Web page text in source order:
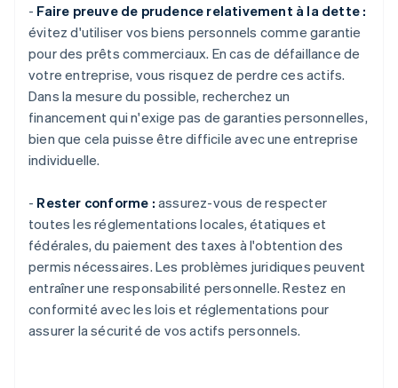
- Faire preuve de prudence relativement à la dette :
évitez d'utiliser vos biens personnels comme garantie
pour des prêts commerciaux. En cas de défaillance de
votre entreprise, vous risquez de perdre ces actifs.
Dans la mesure du possible, recherchez un
financement qui n'exige pas de garanties personnelles,
bien que cela puisse être difficile avec une entreprise
individuelle.
- Rester conforme : assurez-vous de respecter
toutes les réglementations locales, étatiques et
fédérales, du paiement des taxes à l'obtention des
permis nécessaires. Les problèmes juridiques peuvent
entraîner une responsabilité personnelle. Restez en
conformité avec les lois et réglementations pour
assurer la sécurité de vos actifs personnels.